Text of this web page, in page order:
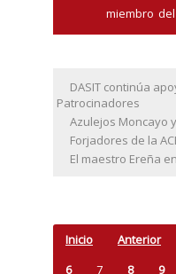
miembro
DASIT continúa
Patrocinadores
Azulejos Moncayo
Forjadores de la
El maestro Ereña
Inicio
Anterior
6
7 8 9